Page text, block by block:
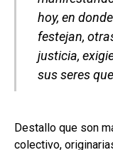
hoy, en
festejan,
justicia,
sus seres
Destallo que son
colectivo,